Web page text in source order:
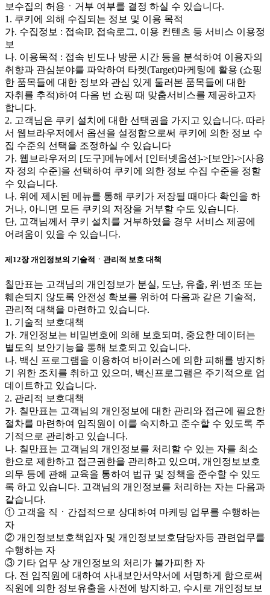
보수집의 허용ㆍ거부 여부를 결정 하실 수 있습니다.
1. 쿠키에 의해 수집되는 정보 및 이용 목적
가. 수집정보 : 접속IP, 접속로그, 이용 컨텐츠 등 서비스 이용정
보
나. 이용목적 : 접속 빈도나 방문 시간 등을 분석하여 이용자의
취향과 관심분야를 파악하여 타켓(Target)마케팅에 활용 (쇼핑
한 품목들에 대한 정보와 관심 있게 둘러본 품목들에 대한
자취를 추적)하여 다음 번 쇼핑 때 맞춤서비스를 제공하고자
합니다.
2. 고객님은 쿠키 설치에 대한 선택권을 가지고 있습니다. 따라
서 웹브라우저에서 옵션을 설정함으로써 쿠키에 의한 정보 수
집 수준의 선택을 조정하실 수 있습니다
가. 웹브라우저의 [도구]메뉴에서 [인터넷옵션]->[보안]->[사용
자 정의 수준]을 선택하여 쿠키에 의한 정보 수집 수준을 정할
수 있습니다.
나. 위에 제시된 메뉴를 통해 쿠키가 저장될 때마다 확인을 하
거나, 아니면 모든 쿠키의 저장을 거부할 수도 있습니다.
단, 고객님께서 쿠키 설치를 거부하였을 경우 서비스 제공에
어려움이 있을 수 있습니다.
제12장 개인정보의 기술적ㆍ관리적 보호 대책
칠만표는 고객님의 개인정보가 분실, 도난, 유출, 위∙변조 또는
훼손되지 않도록 안전성 확보를 위하여 다음과 같은 기술적,
관리적 대책을 마련하고 있습니다.
1. 기술적 보호대책
가. 개인정보는 비밀번호에 의해 보호되며, 중요한 데이터는
별도의 보안기능을 통해 보호되고 있습니다.
나. 백신 프로그램을 이용하여 바이러스에 의한 피해를 방지하
기 위한 조치를 취하고 있으며, 백신프로그램은 주기적으로 업
데이트하고 있습니다.
2. 관리적 보호대책
가. 칠만표는 고객님의 개인정보에 대한 관리와 접근에 필요한
절차를 마련하여 임직원이 이를 숙지하고 준수할 수 있도록 주
기적으로 관리하고 있습니다.
나. 칠만표는 고객님의 개인정보를 처리할 수 있는 자를 최소
한으로 제한하고 접근권한을 관리하고 있으며, 개인정보보호
의무 등에 관해 교육을 통하여 법규 및 정책을 준수할 수 있도
록 하고 있습니다. 고객님의 개인정보를 처리하는 자는 다음과
같습니다.
① 고객을 직ㆍ간접적으로 상대하여 마케팅 업무를 수행하는
자
② 개인정보보호책임자 및 개인정보보호담당자등 관련업무를
수행하는 자
③ 기타 업무 상 개인정보의 처리가 불가피한 자
다. 전 임직원에 대하여 사내보안서약서에 서명하게 함으로써
직원에 의한 정보유출을 사전에 방지하고, 수시로 개인정보보